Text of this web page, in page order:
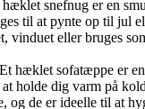
snefnug er en
til at pynte op til jul
vinduet eller bruges
hæklet sofatæppe er
holde dig varm på
og de er ideelle til at